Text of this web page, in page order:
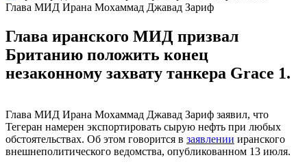
Глава МИД Ирана Мохаммад Джавад Зариф
Глава иранского МИД призвал
Британию положить конец
незаконному захвату танкера Grace 1.
Глава МИД Ирана Мохаммад Джавад Зариф заявил, что
Тегеран намерен экспортировать сырую нефть при любых
обстоятельствах. Об этом говорится в заявлении иранского
внешнеполитического ведомства, опубликованном 13 июля.